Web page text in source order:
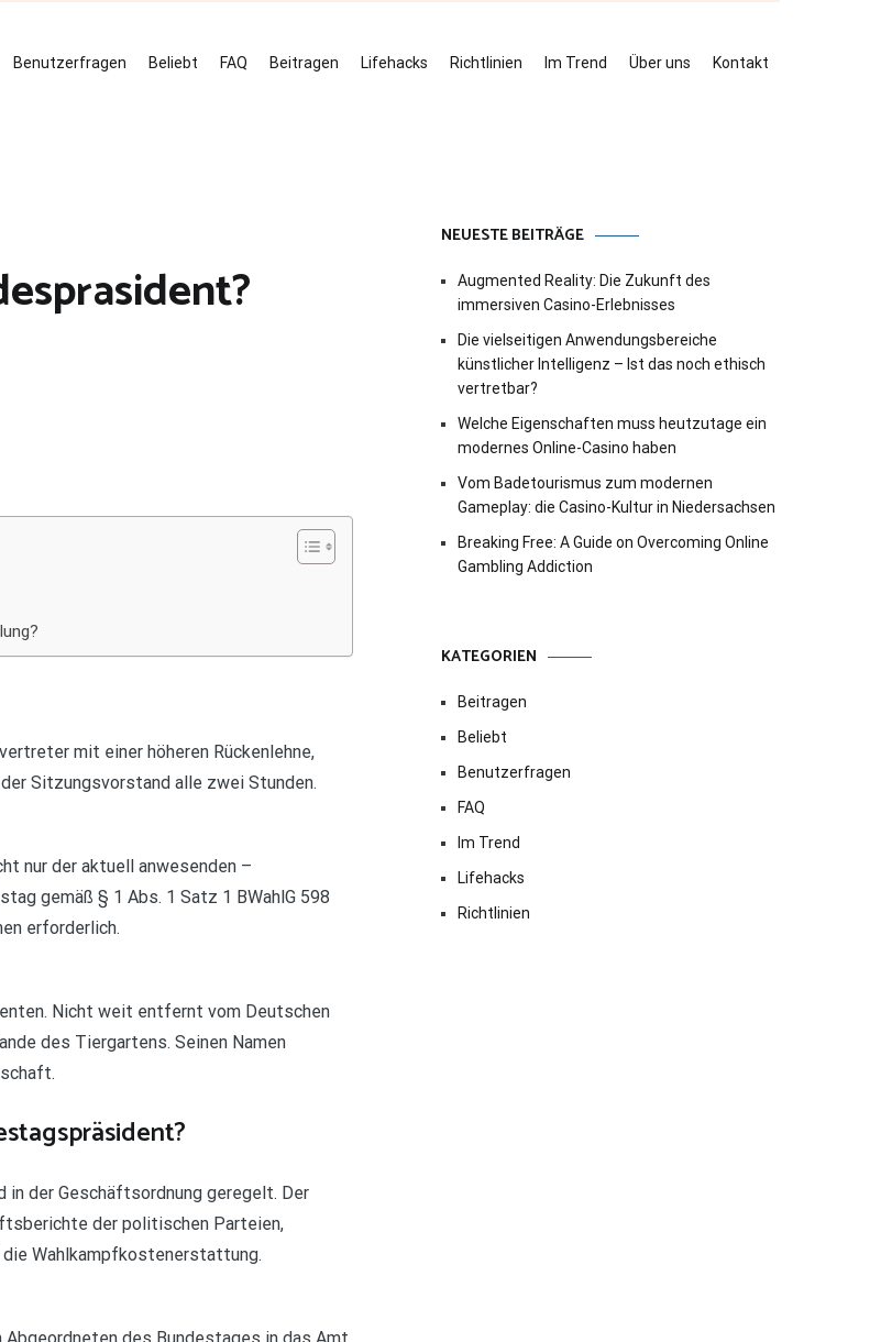
Benutzerfragen Beliebt FAQ Beitragen Lifehacks Richtlinien Im Trend Über uns Kontakt
mit einer höheren Rückenlehne,
Sitzungsvorstand alle zwei Stunden.
nur der aktuell anwesenden –
gemäß § 1 Abs. 1 Satz 1 BWahlG 598
erforderlich.
Nicht weit entfernt vom Deutschen
des Tiergartens. Seinen Namen
der Geschäftsordnung geregelt. Der
der politischen Parteien,
Wahlkampfkostenerstattung.
NEUESTE BEITRÄGE
Augmented Reality: Die Zukunft des
immersiven Casino-Erlebnisses
Die vielseitigen Anwendungsbereiche
künstlicher Intelligenz – Ist das noch ethisch
vertretbar?
Welche Eigenschaften muss heutzutage ein
modernes Online-Casino haben
Vom Badetourismus zum modernen
Gameplay: die Casino-Kultur in Niedersachsen
Breaking Free: A Guide on Overcoming Online
Gambling Addiction
KATEGORIEN
Beitragen
Beliebt
Benutzerfragen
FAQ
Im Trend
Lifehacks
Richtlinien